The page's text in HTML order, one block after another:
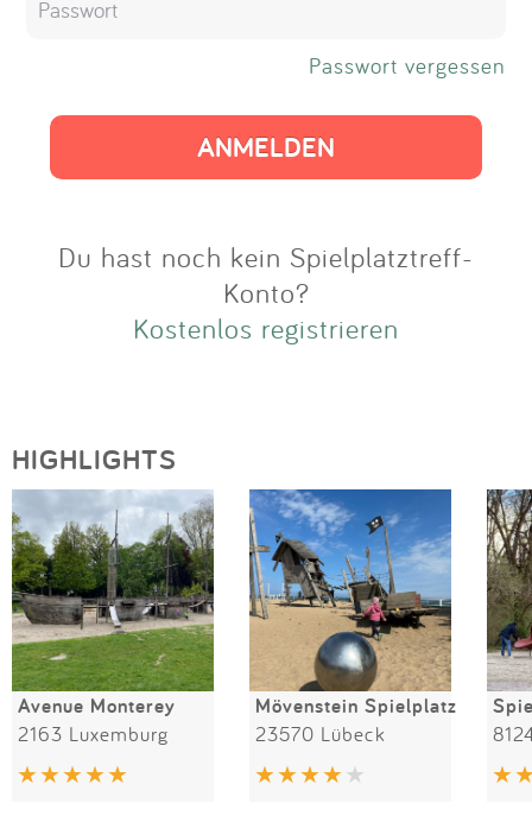
Passwort vergessen
Du hast noch kein Spielplatztreff-
Konto?
Kostenlos registrieren
HIGHLIGHTS
Avenue Monterey
2163 Luxemburg
Mövenstein Spielplatz
23570 Lübeck